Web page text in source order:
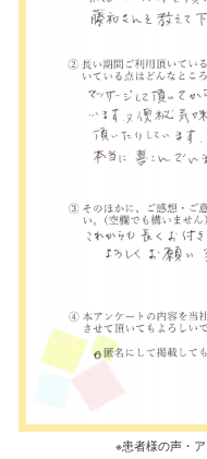
※患者様の声・